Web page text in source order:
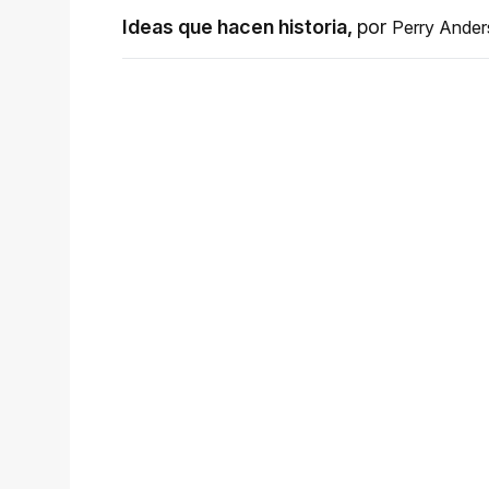
Ideas que hacen historia, por Perry